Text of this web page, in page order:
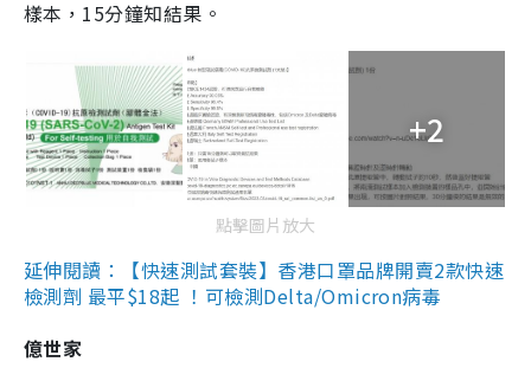
樣本，15分鐘知結果。
+2
點擊圖片放大
延伸閱讀：【快速測試套裝】香港口罩品牌開賣2款快速
檢測劑 最平$18起 ！可檢測Delta/Omicron病毒
億世家